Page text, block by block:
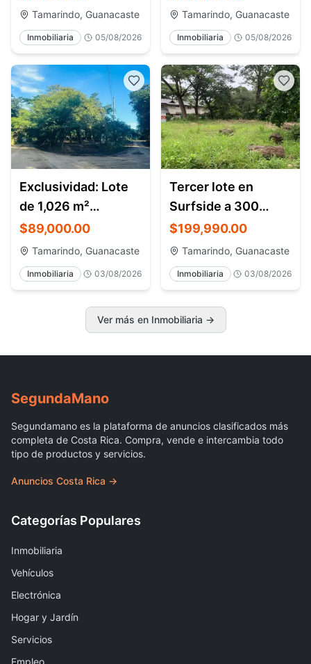
Tamarindo, Guanacaste
Inmobiliaria 05/08/2026
Tamarindo, Guanacaste
Inmobiliaria 05/08/2026
Exclusividad: Lote
de 1,026 m²
comercial y
residencial.
$89,000.00
Tamarindo, Guanacaste
Inmobiliaria 03/08/2026
Tercer lote en
Surfside a 300
metros de Playa
Potrero
$199,990.00
Tamarindo, Guanacaste
Inmobiliaria 03/08/2026
Ver más en Inmobiliaria →
SegundaMano
Segundamano es la plataforma de anuncios clasificados más
completa de Costa Rica. Compra, vende e intercambia todo
tipo de productos y servicios.
Anuncios Costa Rica →
Categorías Populares
Inmobiliaria
Vehículos
Electrónica
Hogar y Jardín
Servicios
Empleo